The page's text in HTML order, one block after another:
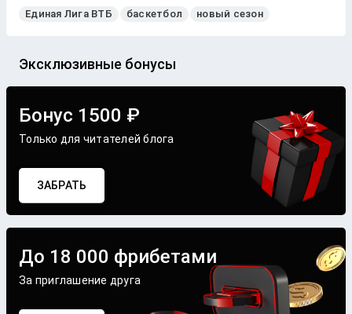
Единая Лига ВТБ баскетбол новый сезон
Эксклюзивные бонусы
Бонус 1500 ₽
Только для читателей блога
ЗАБРАТЬ
До 18 000 фрибетами
За приглашение друга